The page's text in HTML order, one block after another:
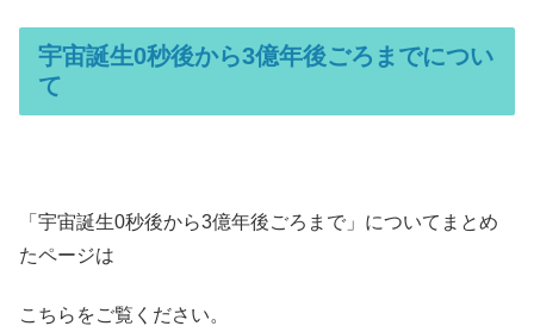
宇宙誕生0秒後から3億年後ごろまでについ
て
「宇宙誕生0秒後から3億年後ごろまで」についてまとめ
たページは
こちらをご覧ください。